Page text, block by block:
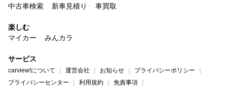
中古車検索
新車見積り 車買取
楽しむ
マイカー
みんカラ
サービス
carview!について 運営会社 お知らせ
プライバシーポリシー
プライバシーセンター
利用規約
免責事項